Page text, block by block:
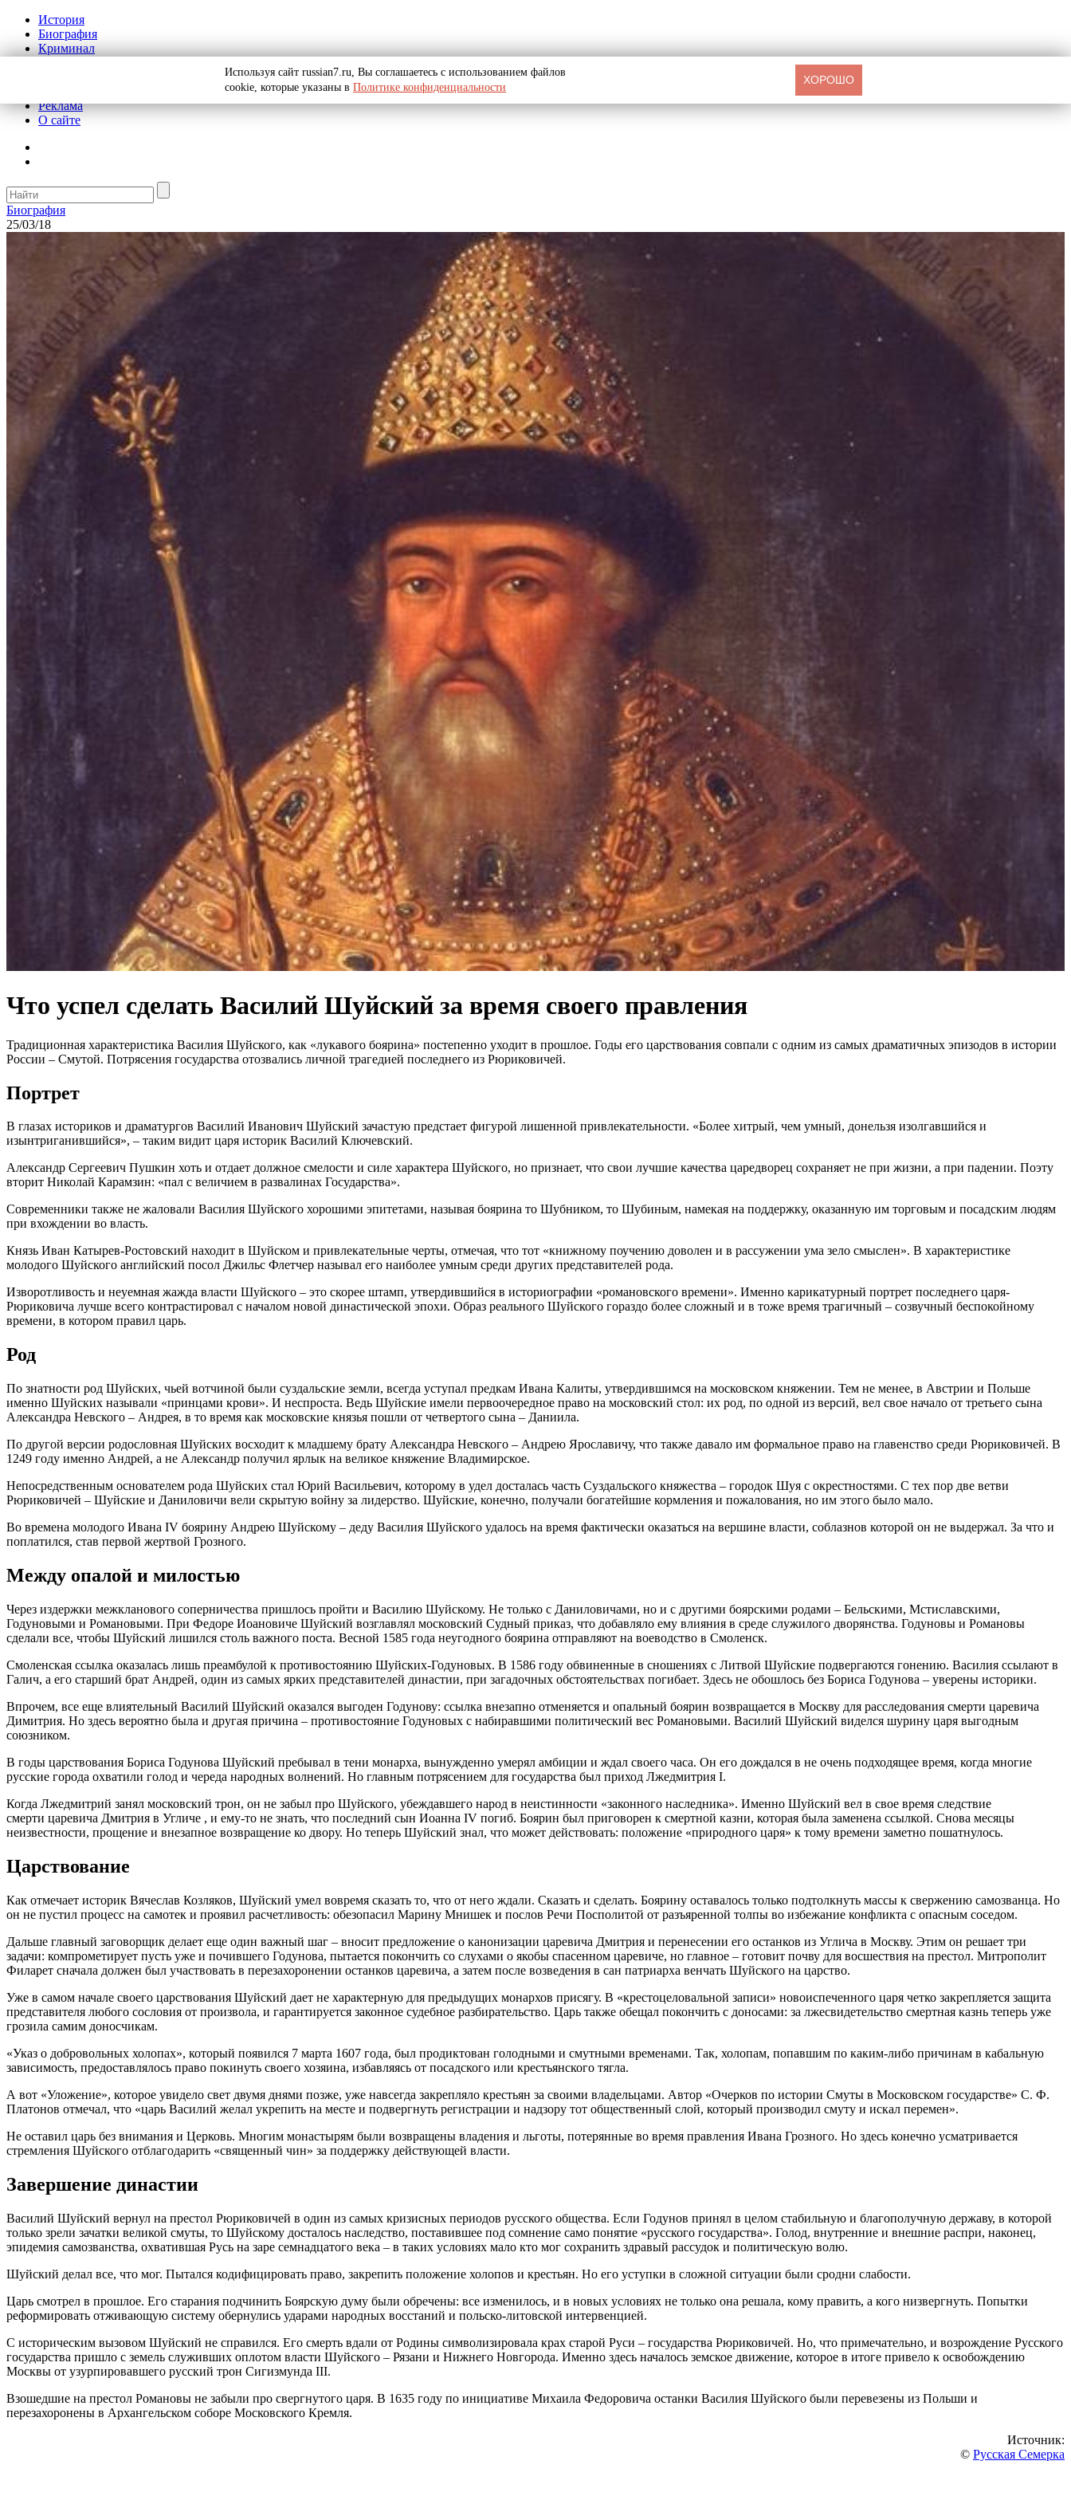
История
Биография
Криминал
Реклама
О сайте
Биография
25/03/18
Что успел сделать Василий Шуйский за время своего правления
Традиционная характеристика Василия Шуйского, как «лукавого боярина» постепенно уходит в прошлое. Годы его царствования совпали с одним из самых драматичных эпизодов в истории
России – Смутой. Потрясения государства отозвались личной трагедией последнего из Рюриковичей.
Портрет
В глазах историков и драматургов Василий Иванович Шуйский зачастую предстает фигурой лишенной привлекательности. «Более хитрый, чем умный, донельзя изолгавшийся и
изынтриганившийся», – таким видит царя историк Василий Ключевский.
Александр Сергеевич Пушкин хоть и отдает должное смелости и силе характера Шуйского, но признает, что свои лучшие качества царедворец сохраняет не при жизни, а при падении. Поэту
вторит Николай Карамзин: «пал с величием в развалинах Государства».
Современники также не жаловали Василия Шуйского хорошими эпитетами, называя боярина то Шубником, то Шубиным, намекая на поддержку, оказанную им торговым и посадским людям
при вхождении во власть.
Князь Иван Катырев-Ростовский находит в Шуйском и привлекательные черты, отмечая, что тот «книжному поучению доволен и в рассужении ума зело смыслен». В характеристике
молодого Шуйского английский посол Джильс Флетчер называл его наиболее умным среди других представителей рода.
Изворотливость и неуемная жажда власти Шуйского – это скорее штамп, утвердившийся в историографии «романовского времени». Именно карикатурный портрет последнего царя-
Рюриковича лучше всего контрастировал с началом новой династической эпохи. Образ реального Шуйского гораздо более сложный и в тоже время трагичный – созвучный беспокойному
времени, в котором правил царь.
Род
По знатности род Шуйских, чьей вотчиной были суздальские земли, всегда уступал предкам Ивана Калиты, утвердившимся на московском княжении. Тем не менее, в Австрии и Польше
именно Шуйских называли «принцами крови». И неспроста. Ведь Шуйские имели первоочередное право на московский стол: их род, по одной из версий, вел свое начало от третьего сына
Александра Невского – Андрея, в то время как московские князья пошли от четвертого сына – Даниила.
По другой версии родословная Шуйских восходит к младшему брату Александра Невского – Андрею Ярославичу, что также давало им формальное право на главенство среди Рюриковичей. В
1249 году именно Андрей, а не Александр получил ярлык на великое княжение Владимирское.
Непосредственным основателем рода Шуйских стал Юрий Васильевич, которому в удел досталась часть Суздальского княжества – городок Шуя с окрестностями. С тех пор две ветви
Рюриковичей – Шуйские и Даниловичи вели скрытую войну за лидерство. Шуйские, конечно, получали богатейшие кормления и пожалования, но им этого было мало.
Во времена молодого Ивана IV боярину Андрею Шуйскому – деду Василия Шуйского удалось на время фактически оказаться на вершине власти, соблазнов которой он не выдержал. За что и
поплатился, став первой жертвой Грозного.
Между опалой и милостью
Через издержки межкланового соперничества пришлось пройти и Василию Шуйскому. Не только с Даниловичами, но и с другими боярскими родами – Бельскими, Мстиславскими,
Годуновыми и Романовыми. При Федоре Иоановиче Шуйский возглавлял московский Судный приказ, что добавляло ему влияния в среде служилого дворянства. Годуновы и Романовы
сделали все, чтобы Шуйский лишился столь важного поста. Весной 1585 года неугодного боярина отправляют на воеводство в Смоленск.
Смоленская ссылка оказалась лишь преамбулой к противостоянию Шуйских-Годуновых. В 1586 году обвиненные в сношениях с Литвой Шуйские подвергаются гонению. Василия ссылают в
Галич, а его старший брат Андрей, один из самых ярких представителей династии, при загадочных обстоятельствах погибает. Здесь не обошлось без Бориса Годунова – уверены историки.
Впрочем, все еще влиятельный Василий Шуйский оказался выгоден Годунову: ссылка внезапно отменяется и опальный боярин возвращается в Москву для расследования смерти царевича
Димитрия. Но здесь вероятно была и другая причина – противостояние Годуновых с набиравшими политический вес Романовыми. Василий Шуйский виделся шурину царя выгодным
союзником.
В годы царствования Бориса Годунова Шуйский пребывал в тени монарха, вынужденно умерял амбиции и ждал своего часа. Он его дождался в не очень подходящее время, когда многие
русские города охватили голод и череда народных волнений. Но главным потрясением для государства был приход Лжедмитрия I.
Когда Лжедмитрий занял московский трон, он не забыл про Шуйского, убеждавшего народ в неистинности «законного наследника». Именно Шуйский вел в свое время следствие
смерти царевича Дмитрия в Угличе , и ему-то не знать, что последний сын Иоанна IV погиб. Боярин был приговорен к смертной казни, которая была заменена ссылкой. Снова месяцы
неизвестности, прощение и внезапное возвращение ко двору. Но теперь Шуйский знал, что может действовать: положение «природного царя» к тому времени заметно пошатнулось.
Царствование
Как отмечает историк Вячеслав Козляков, Шуйский умел вовремя сказать то, что от него ждали. Сказать и сделать. Боярину оставалось только подтолкнуть массы к свержению самозванца. Но
он не пустил процесс на самотек и проявил расчетливость: обезопасил Марину Мнишек и послов Речи Посполитой от разъяренной толпы во избежание конфликта с опасным соседом.
Дальше главный заговорщик делает еще один важный шаг – вносит предложение о канонизации царевича Дмитрия и перенесении его останков из Углича в Москву. Этим он решает три
задачи: компрометирует пусть уже и почившего Годунова, пытается покончить со слухами о якобы спасенном царевиче, но главное – готовит почву для восшествия на престол. Митрополит
Филарет сначала должен был участвовать в перезахоронении останков царевича, а затем после возведения в сан патриарха венчать Шуйского на царство.
Уже в самом начале своего царствования Шуйский дает не характерную для предыдущих монархов присягу. В «крестоцеловальной записи» новоиспеченного царя четко закрепляется защита
представителя любого сословия от произвола, и гарантируется законное судебное разбирательство. Царь также обещал покончить с доносами: за лжесвидетельство смертная казнь теперь уже
грозила самим доносчикам.
«Указ о добровольных холопах», который появился 7 марта 1607 года, был продиктован голодными и смутными временами. Так, холопам, попавшим по каким-либо причинам в кабальную
зависимость, предоставлялось право покинуть своего хозяина, избавляясь от посадского или крестьянского тягла.
А вот «Уложение», которое увидело свет двумя днями позже, уже навсегда закрепляло крестьян за своими владельцами. Автор «Очерков по истории Смуты в Московском государстве» С. Ф.
Платонов отмечал, что «царь Василий желал укрепить на месте и подвергнуть регистрации и надзору тот общественный слой, который производил смуту и искал перемен».
Не оставил царь без внимания и Церковь. Многим монастырям были возвращены владения и льготы, потерянные во время правления Ивана Грозного. Но здесь конечно усматривается
стремления Шуйского отблагодарить «священный чин» за поддержку действующей власти.
Завершение династии
Василий Шуйский вернул на престол Рюриковичей в один из самых кризисных периодов русского общества. Если Годунов принял в целом стабильную и благополучную державу, в которой
только зрели зачатки великой смуты, то Шуйскому досталось наследство, поставившее под сомнение само понятие «русского государства». Голод, внутренние и внешние распри, наконец,
эпидемия самозванства, охватившая Русь на заре семнадцатого века – в таких условиях мало кто мог сохранить здравый рассудок и политическую волю.
Шуйский делал все, что мог. Пытался кодифицировать право, закрепить положение холопов и крестьян. Но его уступки в сложной ситуации были сродни слабости.
Царь смотрел в прошлое. Его старания подчинить Боярскую думу были обречены: все изменилось, и в новых условиях не только она решала, кому править, а кого низвергнуть. Попытки
реформировать отживающую систему обернулись ударами народных восстаний и польско-литовской интервенцией.
С историческим вызовом Шуйский не справился. Его смерть вдали от Родины символизировала крах старой Руси – государства Рюриковичей. Но, что примечательно, и возрождение Русского
государства пришло с земель служивших оплотом власти Шуйского – Рязани и Нижнего Новгорода. Именно здесь началось земское движение, которое в итоге привело к освобождению
Москвы от узурпировавшего русский трон Сигизмунда III.
Взошедшие на престол Романовы не забыли про свергнутого царя. В 1635 году по инициативе Михаила Федоровича останки Василия Шуйского были перевезены из Польши и
перезахоронены в Архангельском соборе Московского Кремля.
Источник:
© Русская Семерка
Используя сайт russian7.ru, Вы соглашаетесь с использованием файлов
cookie, которые указаны в Политике конфиденциальности
ХОРОШО